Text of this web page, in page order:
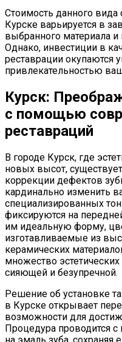
Стоимость данного вида
Курске варьируется в
выбранного материала
Однако, инвестиции в
реставрации окупаются
привлекательностью
Курск:
с помощью
реставраций
В городе Курск, где
новых высот,
коррекции дефектов
кардинально изменить
специализированных
фиксируются на
им идеальную форму,
изготавливаемые из
керамических
множество
сияющей и безупречной.
Решение об установке
в Курске открывает
возможности для
Процедура проводится
на эмаль зуба, сохраняя